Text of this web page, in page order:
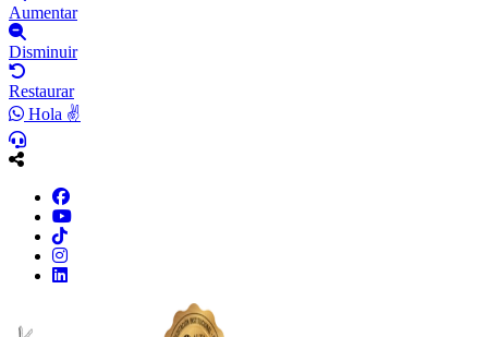
Aumentar
Disminuir
Restaurar
Hola ✌